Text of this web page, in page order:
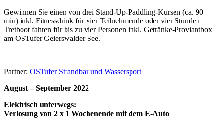
Gewinnen Sie einen von drei Stand-Up-Paddling-Kursen (ca. 90
min) inkl. Fitnessdrink für vier Teilnehmende oder vier Stunden
Tretboot fahren für bis zu vier Personen inkl. Getränke-Proviantbox
am OSTufer Geierswalder See.
Partner: OSTufer Strandbar und Wassersport
August – September 2022
Elektrisch unterwegs:
Verlosung von 2 x 1 Wochenende mit dem E-Auto